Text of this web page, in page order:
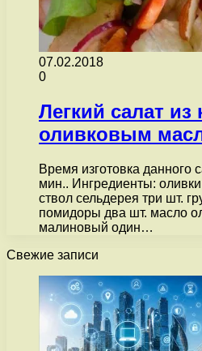
07.02.2018
0
Легкий салат
оливковым
Время изготовка данного
мин.. Ингредиенты:
ствол сельдерея три шт.
помидоры два шт. масло
малиновый один…
Свежие записи